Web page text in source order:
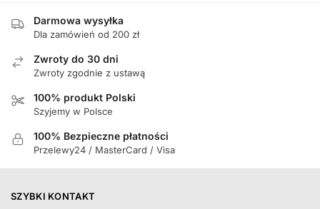
Darmowa wysyłka
Dla zamówień od 200 zł
Zwroty do 30 dni
Zwroty zgodnie z ustawą
100% produkt Polski
Szyjemy w Polsce
100% Bezpieczne płatności
Przelewy24 / MasterCard / Visa
SZYBKI KONTAKT